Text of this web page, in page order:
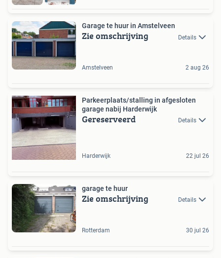
Garage te huur in Amstelveen
Zie omschrijving Details
Amstelveen 2 aug 26
Parkeerplaats/stalling in afgesloten
garage nabij Harderwijk
Gereserveerd Details
Harderwijk 22 jul 26
garage te huur
Zie omschrijving Details
Rotterdam 30 jul 26